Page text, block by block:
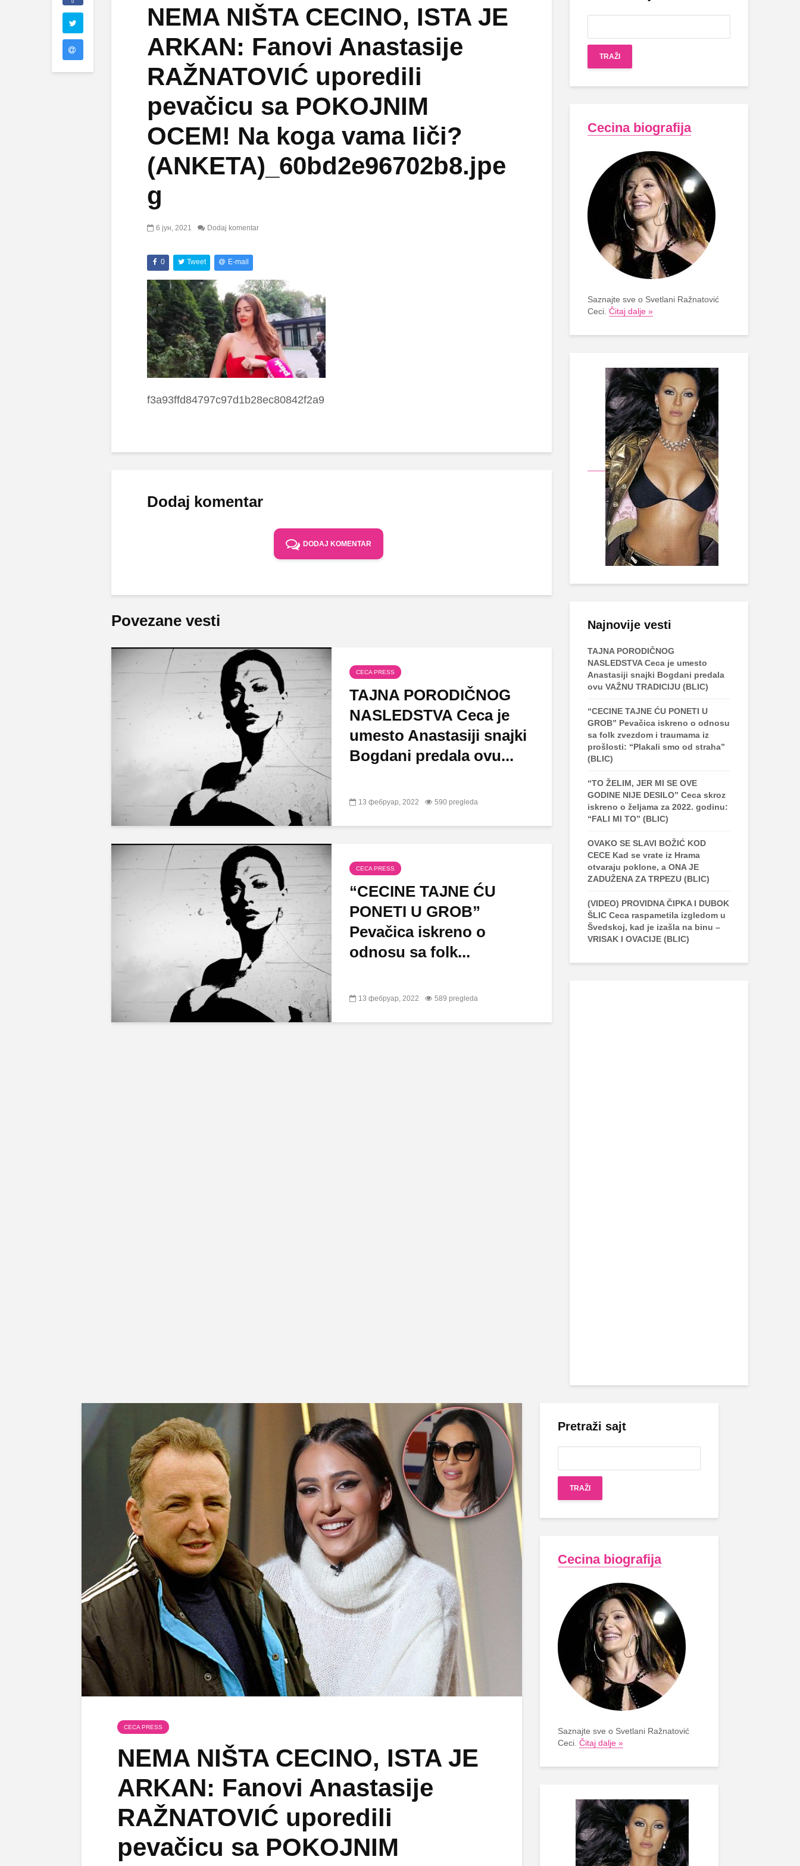
NEMA NIŠTA CECINO, ISTA JE
ARKAN: Fanovi Anastasije
RAŽNATOVIĆ uporedili
pevačicu sa POKOJNIM
OCEM! Na koga vama liči?
(ANKETA)_60bd2e96702b8.jpe
g
6 јун, 2021 Dodaj komentar
0 Tweet E-mail
f3a93ffd84797c97d1b28ec80842f2a9
Dodaj komentar
DODAJ KOMENTAR
Povezane vesti
CECA PRESS
TAJNA PORODIČNOG
NASLEDSTVA Ceca je
umesto Anastasiji snajki
Bogdani predala ovu...
13 фебруар, 2022 590 pregleda
CECA PRESS
“CECINE TAJNE ĆU
PONETI U GROB”
Pevačica iskreno o
odnosu sa folk...
13 фебруар, 2022 589 pregleda
Cecina biografija
Saznajte sve o Svetlani Ražnatović
Ceci. Čitaj dalje »
Najnovije vesti
TAJNA PORODIČNOG
NASLEDSTVA Ceca je umesto
Anastasiji snajki Bogdani predala
ovu VAŽNU TRADICIJU (BLIC)
“CECINE TAJNE ĆU PONETI U
GROB” Pevačica iskreno o odnosu
sa folk zvezdom i traumama iz
prošlosti: “Plakali smo od straha”
(BLIC)
“TO ŽELIM, JER MI SE OVE
GODINE NIJE DESILO” Ceca skroz
iskreno o željama za 2022. godinu:
“FALI MI TO” (BLIC)
OVAKO SE SLAVI BOŽIĆ KOD
CECE Kad se vrate iz Hrama
otvaraju poklone, a ONA JE
ZADUŽENA ZA TRPEZU (BLIC)
(VIDEO) PROVIDNA ČIPKA I DUBOK
ŠLIC Ceca raspametila izgledom u
Švedskoj, kad je izašla na binu –
VRISAK I OVACIJE (BLIC)
CECA PRESS
NEMA NIŠTA CECINO, ISTA JE
ARKAN: Fanovi Anastasije
RAŽNATOVIĆ uporedili
pevačicu sa POKOJNIM
Pretraži sajt
Cecina biografija
Saznajte sve o Svetlani Ražnatović
Ceci. Čitaj dalje »